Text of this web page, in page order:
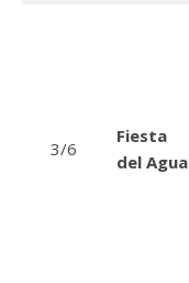
3/6
Fiesta
del Agua